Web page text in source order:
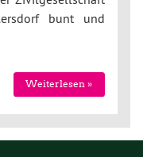
bunt und
Weiterlesen »